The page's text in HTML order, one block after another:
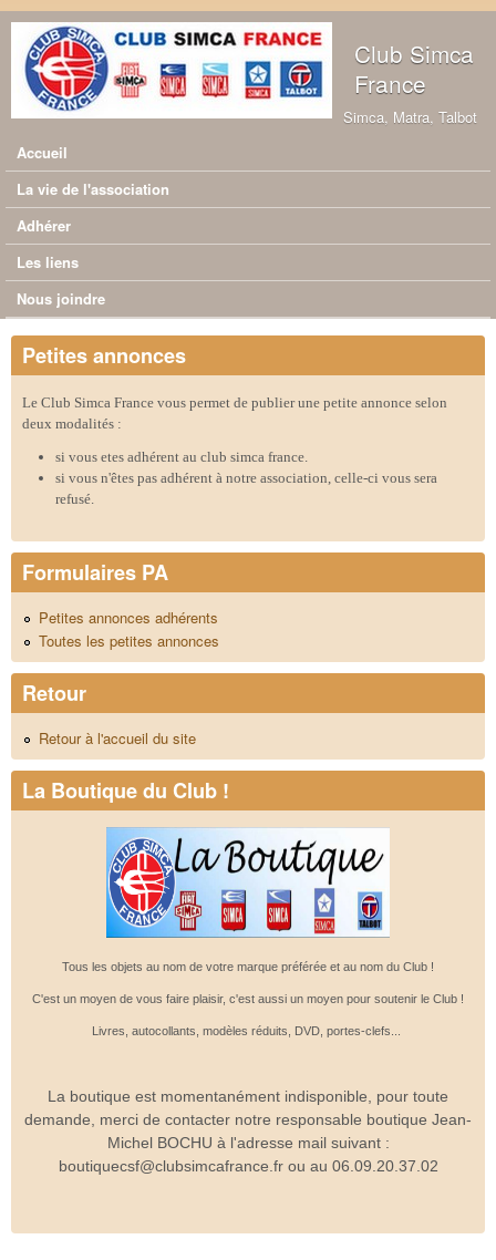
Aller au contenu principal
Club Simca
France
Simca, Matra, Talbot
Menu principal
Accueil
La vie de l'association
Adhérer
Les liens
Nous joindre
Petites annonces
Le Club Simca France vous permet de publier une petite annonce selon
deux modalités :
si vous etes adhérent au club simca france.
si vous n'êtes pas adhérent à notre association, celle-ci vous sera
refusé.
Formulaires PA
Petites annonces adhérents
Toutes les petites annonces
Retour
Retour à l'accueil du site
La Boutique du Club !
Tous les objets au nom de votre marque préférée et au nom du Club !
C'est un moyen de vous faire plaisir, c'est aussi un moyen pour soutenir le Club !
Livres, autocollants, modèles réduits, DVD, portes-clefs...
La boutique est momentanément indisponible, pour toute
demande, merci de contacter notre responsable boutique Jean-
Michel BOCHU à l'adresse mail suivant :
boutiquecsf@clubsimcafrance.fr ou au 06.09.20.37.02